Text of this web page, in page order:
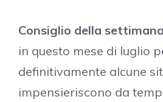
Consiglio della
in questo mese di luglio
definitivamente alcune
impensieriscono da